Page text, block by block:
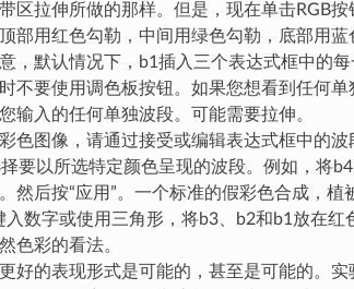
区拉伸所做的那样。但是，现在单击RGB
部用红色勾勒，中间用绿色勾勒，底部用
，默认情况下，b1插入三个表达式框中的
不要使用调色板按钮。如果您想看到任何
输入的任何单独波段。可能需要拉伸。
色图像，请通过接受或编辑表达式框中的
要以所选特定颜色呈现的波段。例如，将
然后按“应用”。一个标准的假彩色合成，植
数字或使用三角形，将b3、b2和b1放在红
色彩的看法。
好的表现形式是可能的，甚至是可能的。